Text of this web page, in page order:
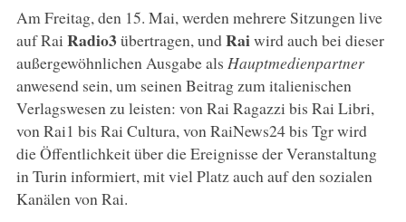
Am Freitag, den 15. Mai, werden mehrere Sitzungen live
auf Rai Radio3übertragen, undRaiwird auch bei dieser
außergewöhnlichen Ausgabe als Hauptmedienpartner
anwesend sein, um seinen Beitrag zum italienischen
Verlagswesen zu leisten: von Rai Ragazzi bis Rai Libri,
von Rai1 bis Rai Cultura, von RaiNews24 bis Tgr wird
die Öffentlichkeit über die Ereignisse der Veranstaltung
in Turin informiert, mit viel Platz auch auf den sozialen
Kanälen von Rai.